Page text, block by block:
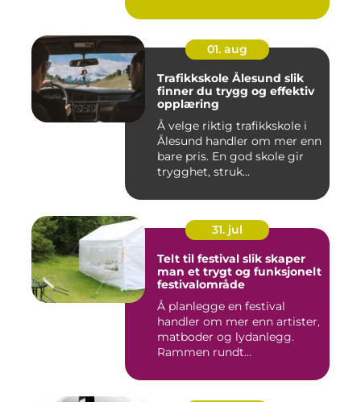
01. aug
Trafikkskole Ålesund slik
finner du trygg og effektiv
opplæring
Å velge riktig trafikkskole i
Ålesund handler om mer enn
bare pris. En god skole gir
trygghet, struk...
31. jul
Telt til festival slik skaper
man et trygt og funksjonelt
festivalområde
Å planlegge en festival
handler om mer enn artister,
matboder og lydanlegg.
Rammen rundt